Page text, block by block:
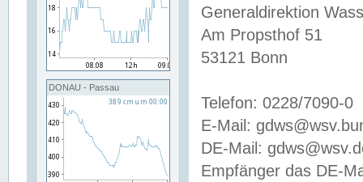
DONAU - Passau
Generaldirektion
Am Propsthof 51
53121 Bonn
Telefon: 0228/7090-0
E-Mail:
DE-Mail:
Empfänger das DE-